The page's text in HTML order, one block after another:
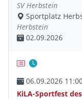
SV Herbstein
Sportplatz
Herbstein
02.09.2026
06.09.2026
KiLA-Sportfest